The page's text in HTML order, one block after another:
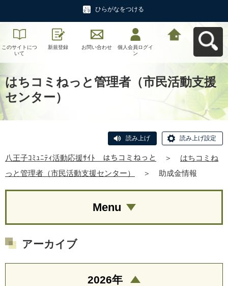
ひらがなをつける
このサイトにつ
いて
新規登録 お問い合わせ
個人会員ログイ
ン
はちコミねっと管理者（市民活動支援
センター）
読み上げ 読み上げ設定
八王子ｺﾐｭﾆﾃｨ活動応援ｻｲﾄ はちコミねっと ＞
はちコミね
っと管理者（市民活動支援センター）
＞ 助成金情報
Menu
アーカイブ
2026年